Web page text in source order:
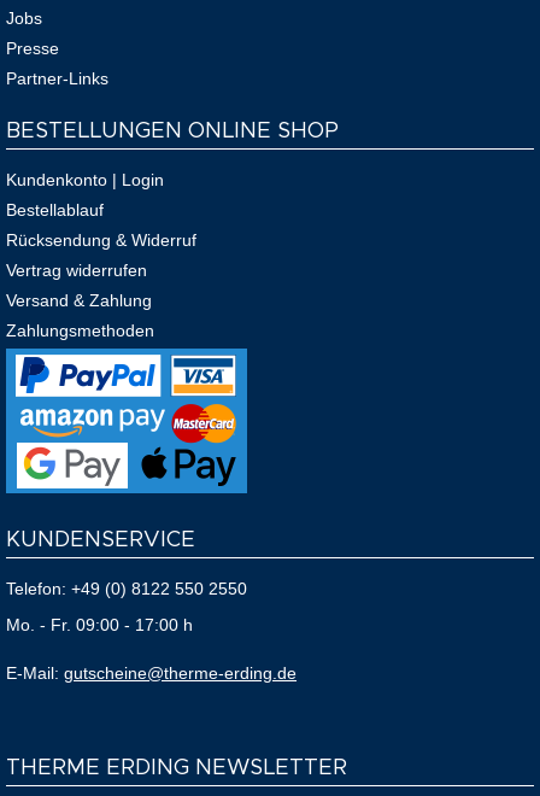
Jobs
Presse
Partner-Links
BESTELLUNGEN ONLINE SHOP
Kundenkonto | Login
Bestellablauf
Rücksendung & Widerruf
Vertrag widerrufen
Versand & Zahlung
Zahlungsmethoden
KUNDENSERVICE
Telefon: +49 (0) 8122 550 2550
Mo. - Fr. 09:00 - 17:00 h
E-Mail: gutscheine@therme-erding.de
THERME ERDING NEWSLETTER